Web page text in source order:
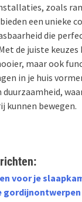
zoals
een unieke
die
de juiste keuzes
maar ook
in je huis
kunnen bewegen.
voor je